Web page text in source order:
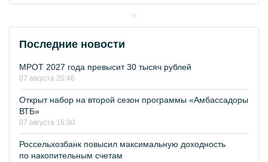
Последние новости
МРОТ 2027 года превысит 30 тысяч рублей
07 августа 20:46
Открыт набор на второй сезон программы «Амбассадоры
ВТБ»
07 августа 16:30
Россельхозбанк повысил максимальную доходность
по накопительным счетам